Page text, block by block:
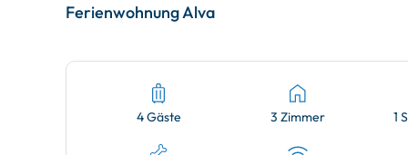
Ferienwohnung Alva
4 Gäste 3 Zimmer 1